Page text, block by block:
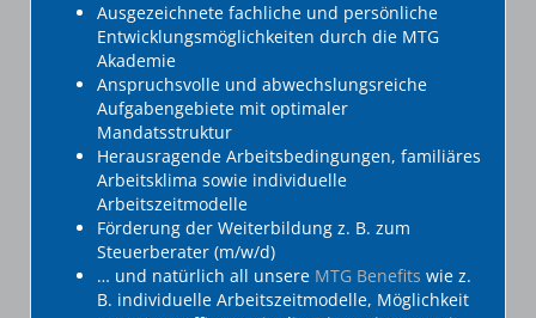
Ausgezeichnete fachliche und persönliche
Entwicklungsmöglichkeiten durch die MTG
Akademie
Anspruchsvolle und abwechslungsreiche
Aufgabengebiete mit optimaler
Mandatsstruktur
Herausragende Arbeitsbedingungen, familiäres
Arbeitsklima sowie individuelle
Arbeitszeitmodelle
Förderung der Weiterbildung z. B. zum
Steuerberater (m/w/d)
… und natürlich all unsere MTG Benefits wie z.
B. individuelle Arbeitszeitmodelle, Möglichkeit